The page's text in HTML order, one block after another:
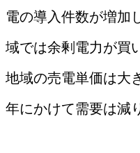
電の導入件数が増加
域では余剰電力が買
地域の売電単価は大
年にかけて需要は減